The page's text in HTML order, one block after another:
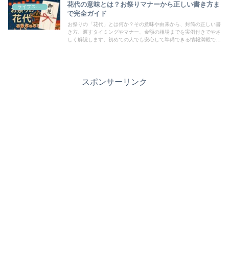
ライフスタイル
花代の意味とは？お祭りマナーから正しい書き方ま
で完全ガイド
お祭りの「花代」とは何か？その意味や由来から、封筒の正しい書
き方、渡すタイミングやマナー、金額の相場までを実例付きでやさ
しく解説します。初めての人でも安心して準備できる情報満載で
スポンサーリンク